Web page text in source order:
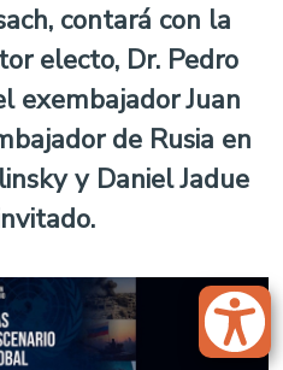
contará con la
electo, Dr. Pedro
exembajador Juan
de Rusia en
y Daniel Jadue